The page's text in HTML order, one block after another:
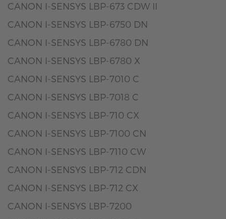
CANON I-SENSYS LBP-673 CDW II
CANON I-SENSYS LBP-6750 DN
CANON I-SENSYS LBP-6780 DN
CANON I-SENSYS LBP-6780 X
CANON I-SENSYS LBP-7010 C
CANON I-SENSYS LBP-7018 C
CANON I-SENSYS LBP-710 CX
CANON I-SENSYS LBP-7100 CN
CANON I-SENSYS LBP-7110 CW
CANON I-SENSYS LBP-712 CDN
CANON I-SENSYS LBP-712 CX
CANON I-SENSYS LBP-7200